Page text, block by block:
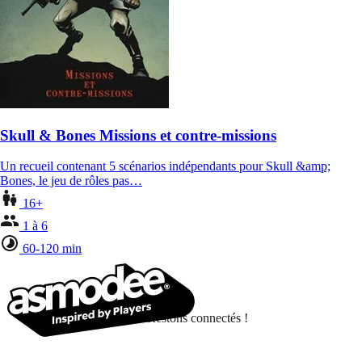
Skull & Bones Missions et contre-missions
Un recueil contenant 5 scénarios indépendants pour Skull &amp;
Bones, le jeu de rôles pas…
16+
1 à 6
60-120 min
Restons connectés !